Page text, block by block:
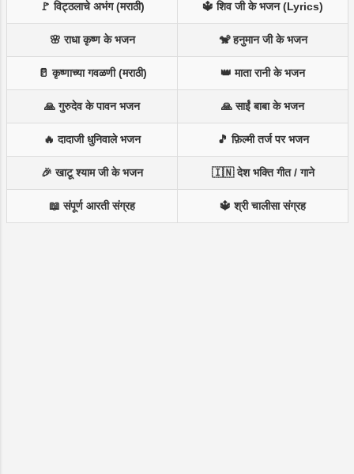
🚩 विट्ठलाचे अभंग (मराठी) 🔱 शिव जी के भजन (Lyrics)
🌸 राधा कृष्ण के भजन 🐒 हनुमान जी के भजन
🥛 कृष्णाच्या गवळणी (मराठी) 👑 माता रानी के भजन
🙏 गुरुदेव के पावन भजन 🙏 साईं बाबा के भजन
🔥 दादाजी धुनिवाले भजन 🎵 फ़िल्मी तर्ज पर भजन
🎉 खाटू श्याम जी के भजन 🇮🇳 देश भक्ति गीत / गाने
📖 संपूर्ण आरती संग्रह 🔱 श्री चालीसा संग्रह